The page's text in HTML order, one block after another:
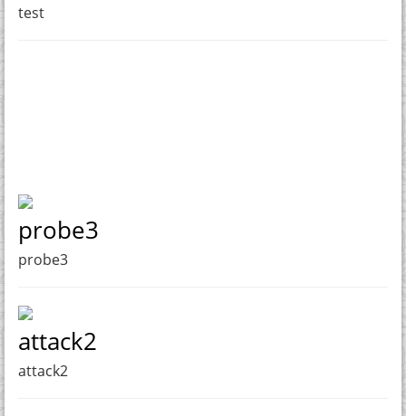
test
probe3
probe3
attack2
attack2